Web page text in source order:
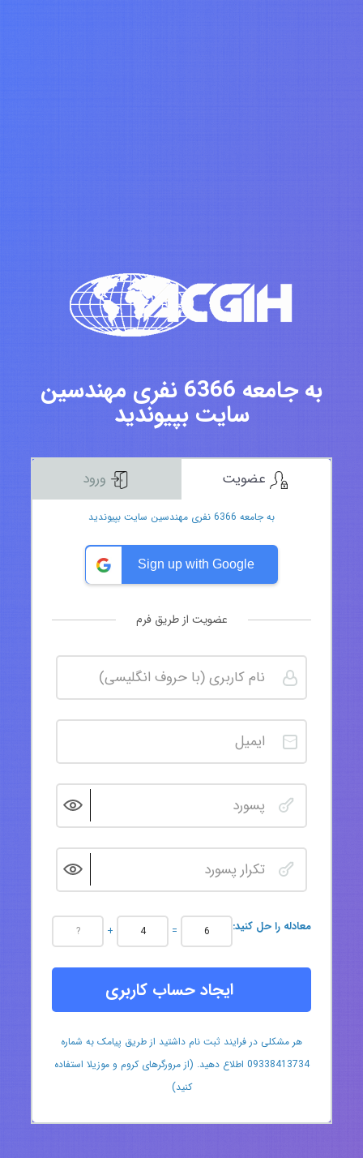
به جامعه 6366 نفری مهندسین
سایت بپیوندید
به جامعه 6366 نفری مهندسین سایت بپیوندید
Sign up with Google
عضویت از طریق فرم
:معادله را حل کنید + =
ایجاد حساب کاربری
هر مشکلی در فرایند ثبت نام داشتید از طریق پیامک به شماره
09338413734 اطلاع دهید. (از مرورگرهای کروم و موزیلا استفاده
کنید)